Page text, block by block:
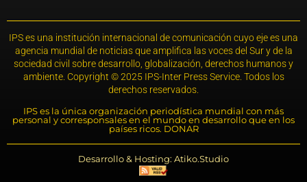
IPS es una institución internacional de comunicación cuyo eje es una
agencia mundial de noticias que amplifica las voces del Sur y de la
sociedad civil sobre desarrollo, globalización, derechos humanos y
ambiente. Copyright © 2025 IPS-Inter Press Service. Todos los
derechos reservados.
IPS es la única organización periodística mundial con más
personal y corresponsales en el mundo en desarrollo que en los
países ricos. DONAR
Desarrollo & Hosting: Atiko.Studio